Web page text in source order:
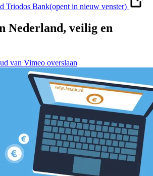
Triodos Bank(opent in nieuw venster)
Nederland, veilig en
van Vimeo overslaan